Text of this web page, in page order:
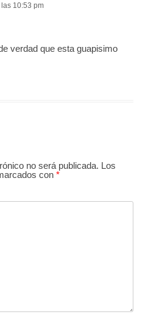
10:53 pm
verdad que esta guapisimo
no será publicada. Los
con *